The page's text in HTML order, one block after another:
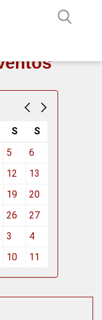
S
S
5
6
12
13
19
20
26
27
3
4
10 11